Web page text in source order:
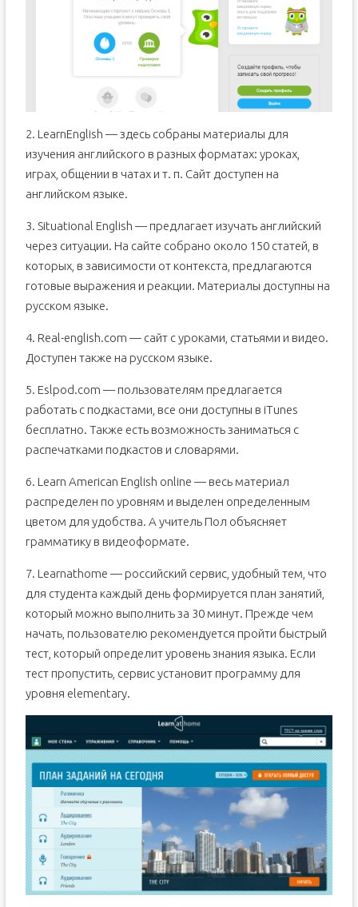
2. LearnEnglish — здесь собраны материалы для
изучения английского в разных форматах: уроках,
играх, общении в чатах и т. п. Сайт доступен на
английском языке.
3. Situational English — предлагает изучать английский
через ситуации. На сайте собрано около 150 статей, в
которых, в зависимости от контекста, предлагаются
готовые выражения и реакции. Материалы доступны на
русском языке.
4. Real-english.com — сайт с уроками, статьями и видео.
Доступен также на русском языке.
5. Eslpod.com — пользователям предлагается
работать с подкастами, все они доступны в iTunes
бесплатно. Также есть возможность заниматься с
распечатками подкастов и словарями.
6. Learn American English online — весь материал
распределен по уровням и выделен определенным
цветом для удобства. А учитель Пол объясняет
грамматику в видеоформате.
7. Learnathome — российский сервис, удобный тем, что
для студента каждый день формируется план занятий,
который можно выполнить за 30 минут. Прежде чем
начать, пользователю рекомендуется пройти быстрый
тест, который определит уровень знания языка. Если
тест пропустить, сервис установит программу для
уровня elementary.